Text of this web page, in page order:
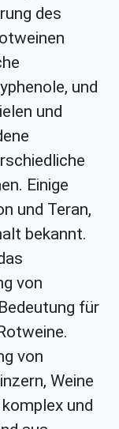
des
und
und
Einige
und Teran,
bekannt.
von
für
von
Weine
und